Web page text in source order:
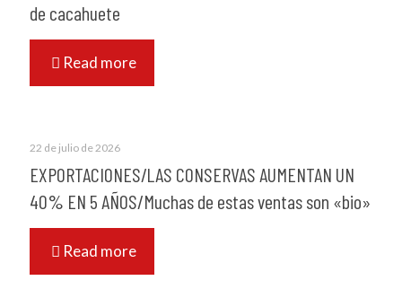
de cacahuete
Read more
22 de julio de 2026
EXPORTACIONES/LAS CONSERVAS AUMENTAN UN
40% EN 5 AÑOS/Muchas de estas ventas son «bio»
Read more